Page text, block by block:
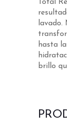
Total
lavado.
hasta
brillo